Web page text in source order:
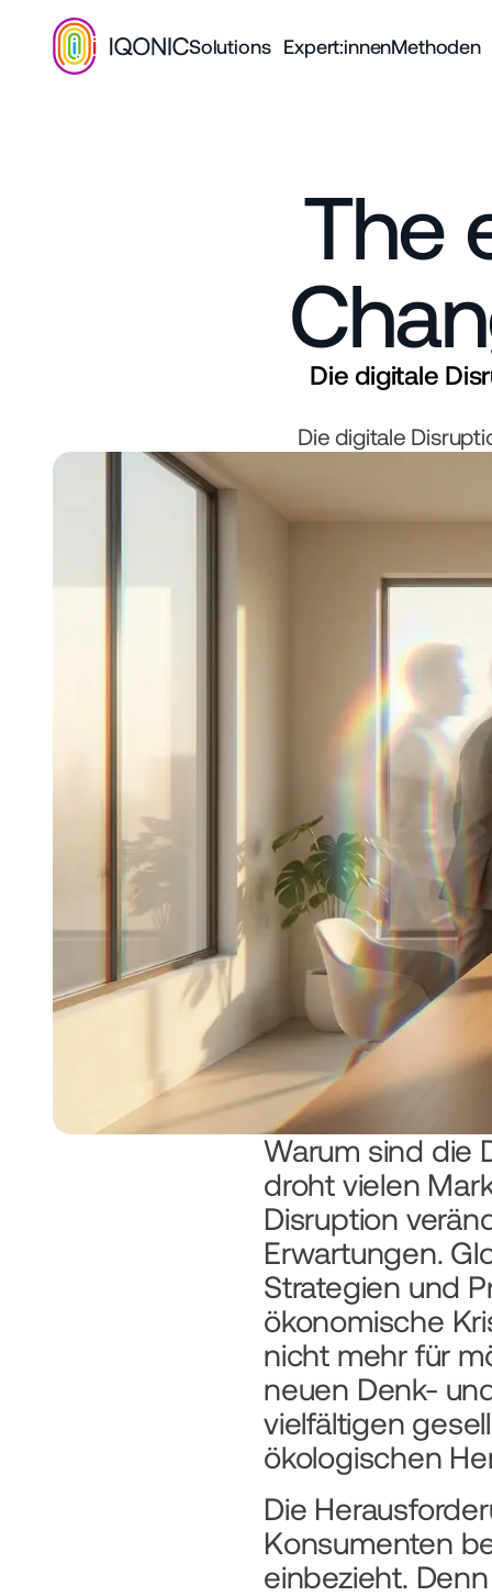
Solutions Methoden
Expert:innen
The
Die digitale
Die digitale
Warum sind die
droht vielen
Disruption
Erwartungen.
Strategien und
ökonomische
nicht mehr für
neuen Denk-
vielfältigen
ökologischen
Die
Konsumenten
einbezieht.